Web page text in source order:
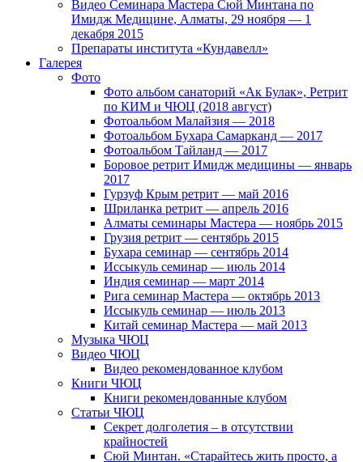
Видео Семинара Мастера Сюй Минтана по
Имидж Медицине, Алматы, 29 ноября — 1
декабря 2015
Препараты института «Кундавелл»
Галерея
Фото
Фото альбом санаторий «Ак Булак», Ретрит
по КИМ и ЧЮЦ (2018 август)
Фотоальбом Малайзия — 2018
Фотоальбом Бухара Самарканд — 2017
Фотоальбом Тайланд — 2017
Боровое ретрит Имидж медицины — январь
2017
Гурзуф Крым ретрит — май 2016
Шриланка ретрит — апрель 2016
Алматы семинары Мастера — ноябрь 2015
Грузия ретрит — сентябрь 2015
Бухара семинар — сентябрь 2014
Иссыкуль семинар — июль 2014
Индия семинар — март 2014
Рига семинар Мастера — октябрь 2013
Иссыкуль семинар — июль 2013
Китай семинар Мастера — май 2013
Музыка ЧЮЦ
Видео ЧЮЦ
Видео рекомендованное клубом
Книги ЧЮЦ
Книги рекомендованные клубом
Статьи ЧЮЦ
Секрет долголетия – в отсутствии
крайностей
Сюй Минтан. «Старайтесь жить просто, а